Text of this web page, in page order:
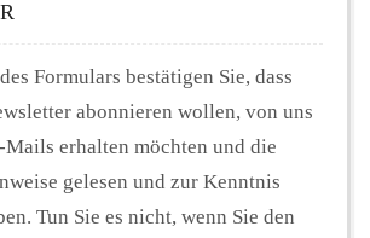
Formulars bestätigen Sie, dass
abonnieren wollen, von uns
Mails erhalten möchten und die
gelesen und zur Kenntnis
Tun Sie es nicht, wenn Sie den